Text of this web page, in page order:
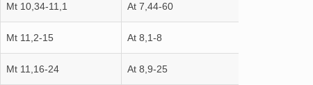
Mt 10,34-11,1 At 7,44-60
Mt 11,2-15 At 8,1-8
Mt 11,16-24 At 8,9-25